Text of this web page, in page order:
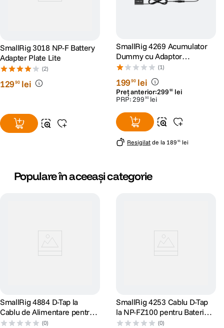
SmallRig 3018 NP-F Battery
Adapter Plate Lite
(2)
12990 lei
SmallRig 4269 Acumulator
Dummy cu Adaptor
Alimentare tip NP-FZ100
(1)
19990 lei
Preț anterior:299 90 lei
PRP:299 90 lei
Resigilat de la 189 91 lei
Populare în aceeași categorie
SmallRig 4884 D-Tap la
Cablu de Alimentare pentru
Baterie Dummy NP-F cu
(0)
SmallRig 4253 Cablu D-Tap
la NP-FZ100 pentru Baterie
Dummy
(0)